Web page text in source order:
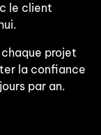
le client
projet
la confiance
par an.